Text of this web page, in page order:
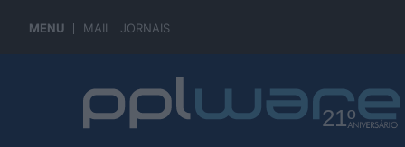
MENU MAIL JORNAIS